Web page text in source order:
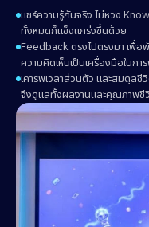
แชร์ความรู้กันจริง ไม่หวง
ทั้งหมดก็แข็งแกร่งขึ้นด้วย
Feedback ตรงไปตรงมา เพื่อ
ความคิดเห็นเป็นเครื่องมือในก
เคารพเวลาส่วนตัว และสมดุลชี
จึงดูแลทั้งผลงานและคุณภาพชี